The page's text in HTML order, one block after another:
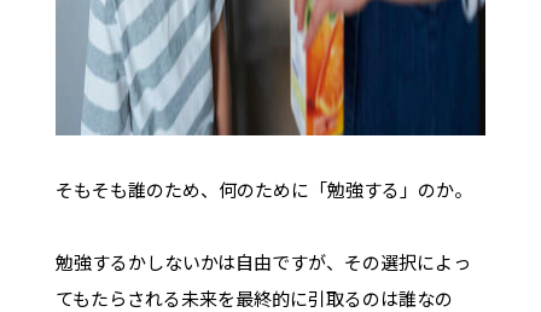
そもそも誰のため、何のために「勉強する」のか。
勉強するかしないかは自由ですが、その選択によっ
てもたらされる未来を最終的に引取るのは誰なの